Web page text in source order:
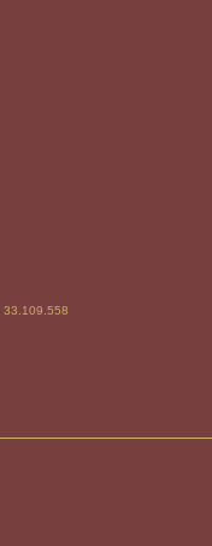
33.109.558